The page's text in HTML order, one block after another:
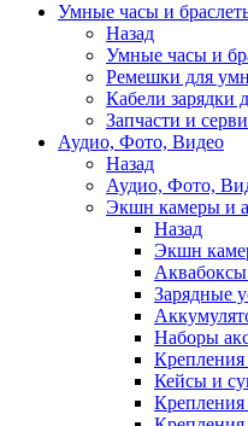
Умные часы и
Назад
Умные часы и
Ремешки для
Кабели зарядки
Запчасти и
Аудио, Фото, Видео
Назад
Аудио, Фото,
Экшн камеры и
Назад
Экшн
Зарядные
Наборы
Кейсы и